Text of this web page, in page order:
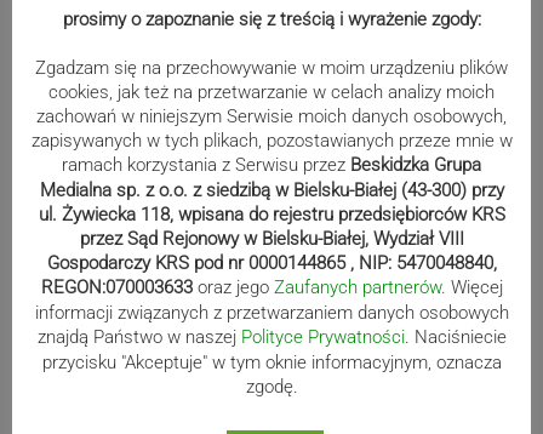
wystrzegać Być może w redakcji pracuje więcej osób o
poprawniejsze opisy wydarzeń przynosicie wstyd tak samo
służbom mundurowym . Zapewne niejeden komendant chwyta
się za głowę z powodu nierzetelności w opisywaniu wydarzeń
patologicznych
Czytaj więcej »
-1
Jerzy . W 7 lat temu
Często dużo osób jak wymieniam nazwisko Pilch to kojarzą
właśnie z ceramiką Pilch . Niestety ale jest też jeden Pilch
prosimy o zapoznanie się z treścią i wyrażenie zgody:
Zgadzam się na przechowywanie w moim urządzeniu plików
cookies, jak też na przetwarzanie w celach analizy moich
zachowań w niniejszym Serwisie moich danych osobowych,
zapisywanych w tych plikach, pozostawianych przeze mnie w
ramach korzystania z Serwisu przez Beskidzka Grupa
Medialna sp. z o.o. z siedzibą w Bielsku-Białej (43-300) przy
ul. Żywiecka 118, wpisana do rejestru przedsiębiorców KRS
przez Sąd Rejonowy w Bielsku-Białej, Wydział VIII
Gospodarczy KRS pod nr 0000144865 , NIP: 5470048840,
REGON:070003633 oraz jego Zaufanych partnerów. Więcej
informacji związanych z przetwarzaniem danych osobowych
znajdą Państwo w naszej Polityce Prywatności. Naciśniecie
przycisku "Akceptuje" w tym oknie informacyjnym, oznacza
zgodę.